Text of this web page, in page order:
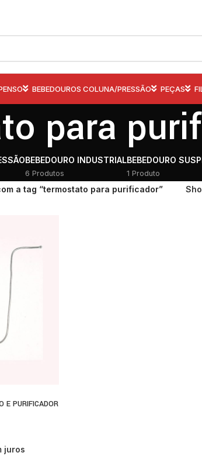
BEBEDOUROS COLUNA/PRESSÃO PEÇAS
para
BEBEDOURO INDUSTRIAL
6 Produtos
BEBEDOURO
1 Produto
a tag “termostato para purificador”
E PURIFICADOR
juros